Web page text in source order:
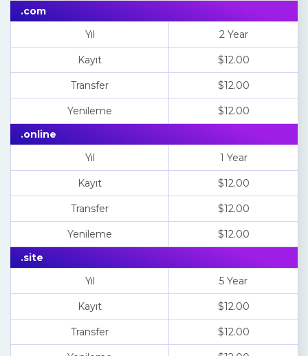
.com
Yıl
2 Year
Kayıt $12.00
Transfer $12.00
Yenileme
$12.00
.online
Yıl
1 Year
Kayıt $12.00
Transfer $12.00
Yenileme
$12.00
.site
Yıl
5 Year
Kayıt $12.00
Transfer $12.00